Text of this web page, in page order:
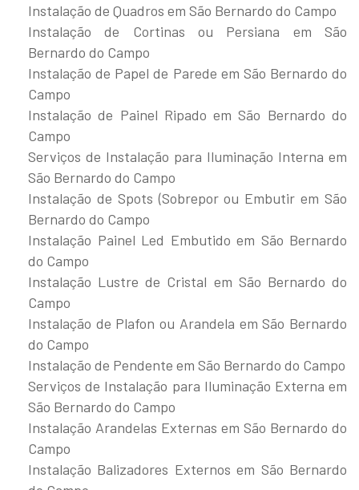
Instalação de Quadros em São Bernardo do Campo
Instalação de Cortinas ou Persiana em São
Bernardo do Campo
Instalação de Papel de Parede em São Bernardo do
Campo
Instalação de Painel Ripado em São Bernardo do
Campo
Serviços de Instalação para Iluminação Interna em
São Bernardo do Campo
Instalação de Spots (Sobrepor ou Embutir em São
Bernardo do Campo
Instalação Painel Led Embutido em São Bernardo
do Campo
Instalação Lustre de Cristal em São Bernardo do
Campo
Instalação de Plafon ou Arandela em São Bernardo
do Campo
Instalação de Pendente em São Bernardo do Campo
Serviços de Instalação para Iluminação Externa em
São Bernardo do Campo
Instalação Arandelas Externas em São Bernardo do
Campo
Instalação Balizadores Externos em São Bernardo